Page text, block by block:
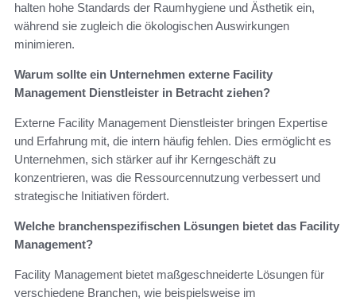
halten hohe Standards der Raumhygiene und Ästhetik ein,
während sie zugleich die ökologischen Auswirkungen
minimieren.
Warum sollte ein Unternehmen externe Facility
Management Dienstleister in Betracht ziehen?
Externe Facility Management Dienstleister bringen Expertise
und Erfahrung mit, die intern häufig fehlen. Dies ermöglicht es
Unternehmen, sich stärker auf ihr Kerngeschäft zu
konzentrieren, was die Ressourcennutzung verbessert und
strategische Initiativen fördert.
Welche branchenspezifischen Lösungen bietet das Facility
Management?
Facility Management bietet maßgeschneiderte Lösungen für
verschiedene Branchen, wie beispielsweise im